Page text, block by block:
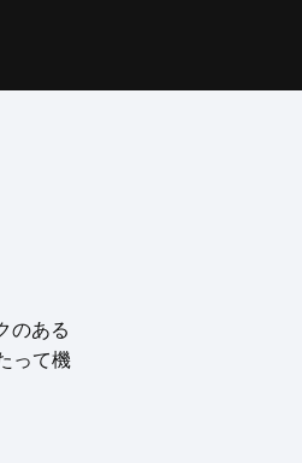
のある
って機